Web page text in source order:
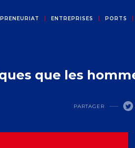
ENTREPRISES PORTS
que les
PARTAGER